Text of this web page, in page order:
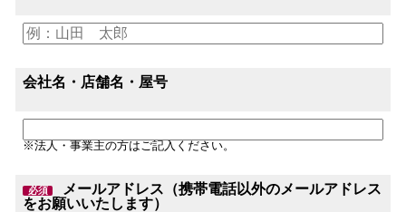
会社名・店舗名・屋号
※法人・事業主の方はご記入ください。
必須
メールアドレス（携帯電話以外のメールアドレス
をお願いいたします）